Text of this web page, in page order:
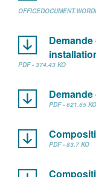
PDF - 374.43 KO
PDF - 621.65 KO
PDF - 83.7 KO